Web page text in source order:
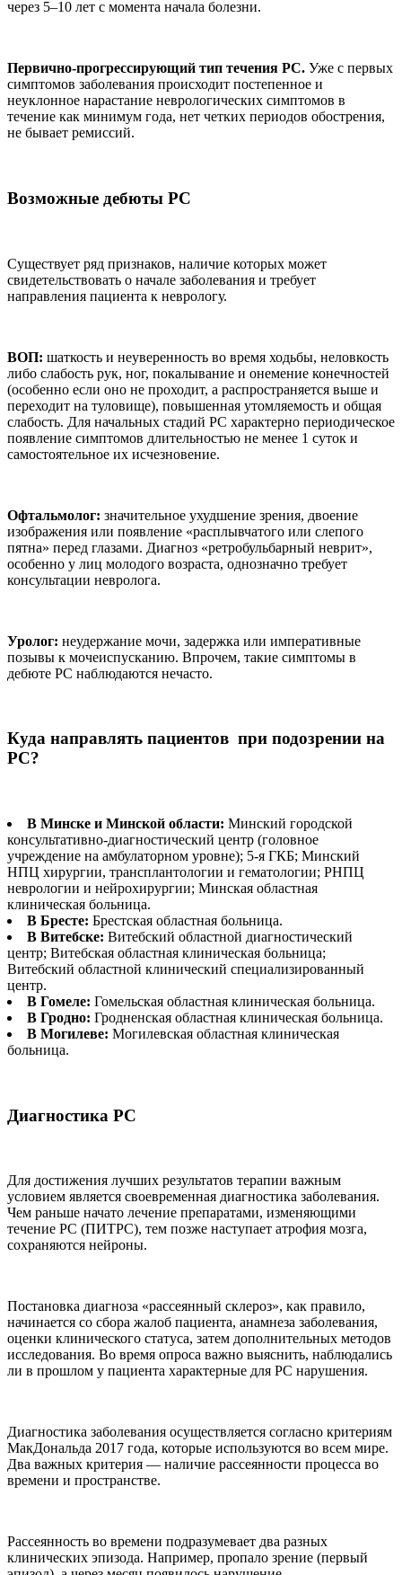
через 5–10 лет с момента начала болезни.
Первично-прогрессирующий тип течения РС. Уже с первых
симптомов заболевания происходит постепенное и
неуклонное нарастание неврологических симптомов в
течение как минимум года, нет четких периодов обострения,
не бывает ремиссий.
Возможные дебюты РС
Существует ряд признаков, наличие которых может
свидетельствовать о начале заболевания и требует
направления пациента к неврологу.
ВОП: шаткость и неуверенность во время ходьбы, неловкость
либо слабость рук, ног, покалывание и онемение конечностей
(особенно если оно не проходит, а распространяется выше и
переходит на туловище), повышенная утомляемость и общая
слабость. Для начальных стадий РС характерно периодическое
появление симптомов длительностью не менее 1 суток и
самостоятельное их исчезновение.
Офтальмолог: значительное ухудшение зрения, двоение
изображения или появление «расплывчатого или слепого
пятна» перед глазами. Диагноз «ретробульбарный неврит»,
особенно у лиц молодого возраста, однозначно требует
консультации невролога.
Уролог: неудержание мочи, задержка или императивные
позывы к мочеиспусканию. Впрочем, такие симптомы в
дебюте РС наблюдаются нечасто.
Куда направлять пациентов при подозрении на
РС?
В Минске и Минской области: Минский городской
консультативно-диагностический центр (головное
учреждение на амбулаторном уровне); 5-я ГКБ; Минский
НПЦ хирургии, трансплантологии и гематологии; РНПЦ
неврологии и нейрохирургии; Минская областная
клиническая больница.
В Бресте: Брестская областная больница.
В Витебске: Витебский областной диагностический
центр; Витебская областная клиническая больница;
Витебский областной клинический специализированный
центр.
В Гомеле: Гомельская областная клиническая больница.
В Гродно: Гродненская областная клиническая больница.
В Могилеве: Могилевская областная клиническая
больница.
Диагностика РС
Для достижения лучших результатов терапии важным
условием является своевременная диагностика заболевания.
Чем раньше начато лечение препаратами, изменяющими
течение РС (ПИТРС), тем позже наступает атрофия мозга,
сохраняются нейроны.
Постановка диагноза «рассеянный склероз», как правило,
начинается со сбора жалоб пациента, анамнеза заболевания,
оценки клинического статуса, затем дополнительных методов
исследования. Во время опроса важно выяснить, наблюдались
ли в прошлом у пациента характерные для РС нарушения.
Диагностика заболевания осуществляется согласно критериям
МакДональда 2017 года, которые используются во всем мире.
Два важных критерия — наличие рассеянности процесса во
времени и пространстве.
Рассеянность во времени подразумевает два разных
клинических эпизода. Например, пропало зрение (первый